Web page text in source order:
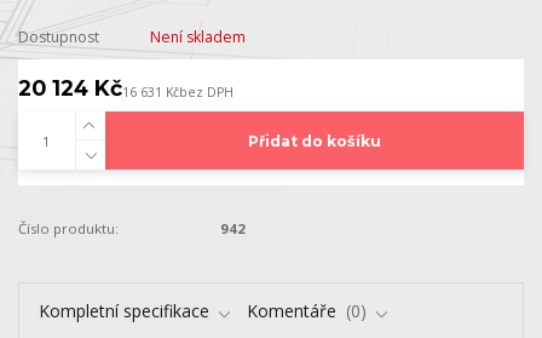
Dostupnost Není skladem
20 124 Kč16 631 Kčbez DPH
Přidat do košíku
Číslo produktu: 942
Kompletní specifikace Komentáře 0